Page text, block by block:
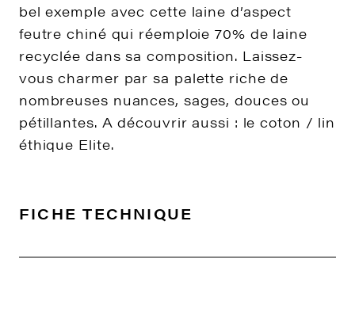
bel exemple avec cette laine d’aspect
feutre chiné qui réemploie 70% de laine
recyclée dans sa composition. Laissez-
vous charmer par sa palette riche de
nombreuses nuances, sages, douces ou
pétillantes. A découvrir aussi : le coton / lin
éthique Elite.
FICHE TECHNIQUE